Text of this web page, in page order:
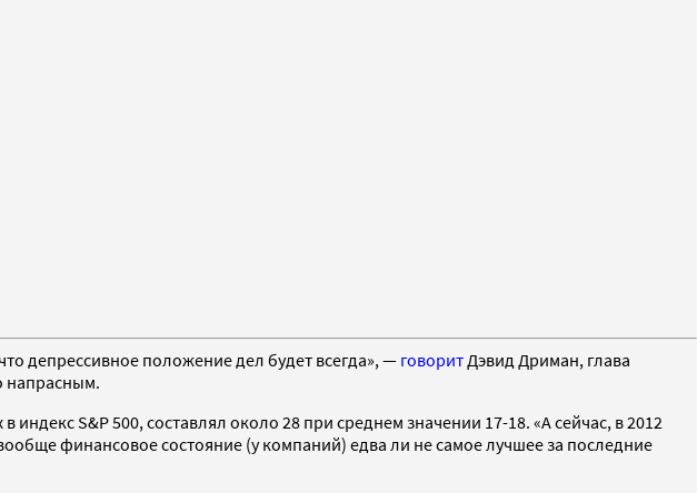
депрессивное положение дел будет всегда», — говорит Дэвид Дриман, глава
напрасным.
S&P 500, составлял около 28 при среднем значении 17-18. «А сейчас, в 2012
финансовое состояние (у компаний) едва ли не самое лучшее за последние